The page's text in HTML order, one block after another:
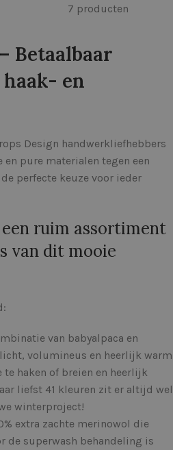
7 producten
Betaalbaar
en
Design handwerkliefhebbers
pure materialen tegen een
perfecte keuze voor ieder
ruim assortiment
van dit mooie
van babyalpaca en
volumineus en heerlijk warm
haken of breien en heerlijk
liefst 41 kleuren zit er altijd wel
winterproject!
extra zachte merinowol die
de superwash behandeling is